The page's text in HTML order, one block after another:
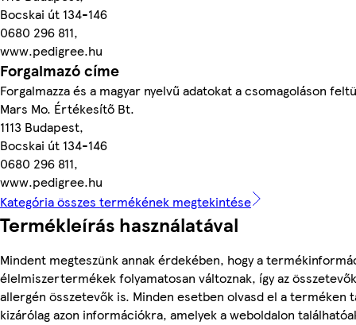
Bocskai út 134-146
0680 296 811,
www.pedigree.hu
Forgalmazó címe
Forgalmazza és a magyar nyelvű adatokat a csomagoláson
Mars Mo. Értékesítő Bt.
1113 Budapest,
Bocskai út 134-146
0680 296 811,
www.pedigree.hu
Kategória összes termékének megtekintése
Termékleírás használatával
Mindent megteszünk annak érdekében, hogy a
élelmiszertermékek folyamatosan változnak, így az
allergén összetevők is. Minden esetben olvasd el a terméken
kizárólag azon információkra, amelyek a weboldalon